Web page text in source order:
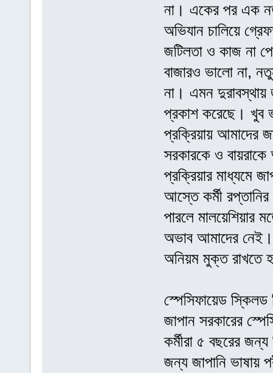
না। একের পর এক
অভিযান চালিয়ে
জটিলতা ও কাজ না
বাজারও ভালো না,
না। এমন দুরাবস্থায়
প্রকাশ করেছে। খুব
প্রক্রিয়ায় আমাদের
সরকারকে ও
প্রক্রিয়ার মাধ্যমে
আস্তে কর্মী
পারলে মালয়েশিয়ার
অভাব আমাদের নেই।
অনিয়ম মুক্ত রাখতে
স্পেসিফায়েড স্কিলড
জাপান সরকারের
কর্মীরা ৫ বছরের
জন্য জাপানি ভাষায়